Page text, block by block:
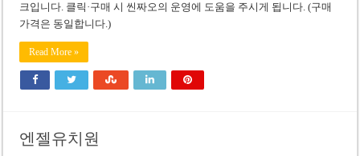
크입니다. 클릭·구매 시 씬짜오의 운영에 도움을 주시게 됩니다. (구매
가격은 동일합니다.)
Read More »
엔젤유치원